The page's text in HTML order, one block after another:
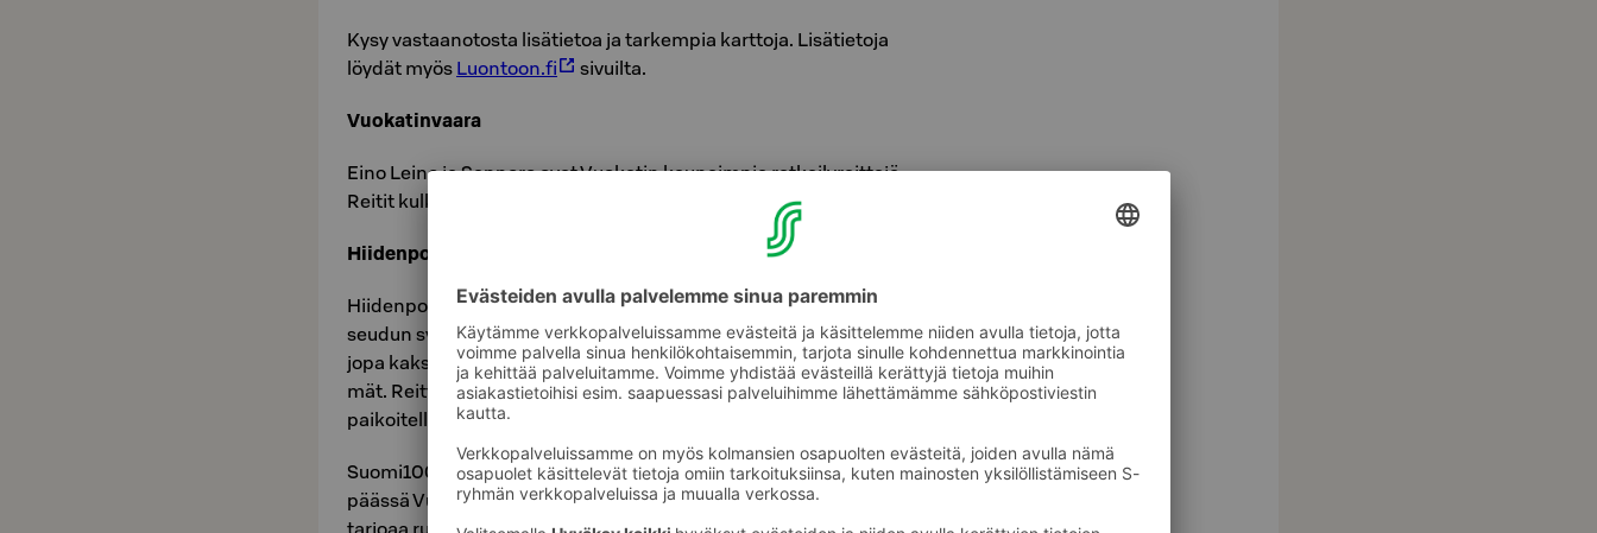
Kysy vas­taa­no­tos­ta li­sä­tie­toa ja tar­kem­pia kart­to­ja. Lisätietoja
löydät myös Luontoon.fi sivuilta.
Vuo­ka­tin­vaa­ra
Eino Leino ja Sap­po­ro ovat Vuo­ka­tin kau­neim­pia ret­kei­ly­reit­te­jä.
Rei­tit kul­ke­vat Vuo­ka­tin­vaa­ran hui­pul­la ja ovat ta­sol­taan vaa­ti­via.
Hii­den­por­tin kan­sal­lis­puis­to
Hii­den­por­tin rotko ja kal­lioi­nen mai­se­ma ovat my­kis­tä­vä näky sa­lo­
seu­dun sy­dä­mes­sä. Rot­kon kal­lio­sei­nä­mät pu­toa­vat pys­ty­suo­ri­na
jopa kak­si­kym­men­tä met­riä ja sen reu­na­mil­ta avau­tuu upeat nä­ky­
mät. Reit­ti­suo­si­tus: Hii­den­kier­ros, ren­gas­reit­ti 3-5 km. Reit­ti on
pai­koi­tel­len vaa­ti­va. Hii­den­por­tin etäi­syys Vuo­ka­tis­ta n 50 km.
Suo­mi100- juh­la­vuo­denkan­sal­lis­puis­toHossasi­jait­see n. 200 km
pääs­sä Vuo­ka­tis­ta. Hossa on mo­ni­puo­li­nen päi­vä­ret­ki­koh­de joka
tar­jo­aa run­saas­ti huol­let­tu­ja reit­te­jä tau­ko­paik­koi­neen sekä hen­